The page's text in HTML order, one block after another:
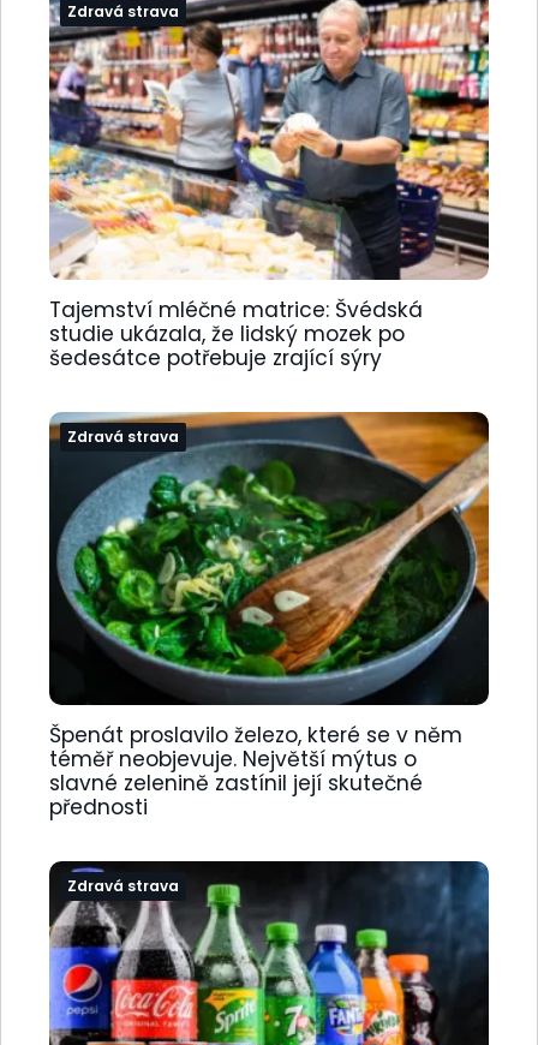
Zdravá strava
Tajemství mléčné matrice: Švédská
studie ukázala, že lidský mozek po
šedesátce potřebuje zrající sýry
Zdravá strava
Špenát proslavilo železo, které se v něm
téměř neobjevuje. Největší mýtus o
slavné zelenině zastínil její skutečné
přednosti
Zdravá strava